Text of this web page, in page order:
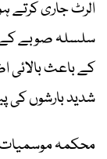
الرٹ جاری کرتے
سلسلہ صوبے کے
کے باعث بالائی
شدید بارشوں کی
محکمہ